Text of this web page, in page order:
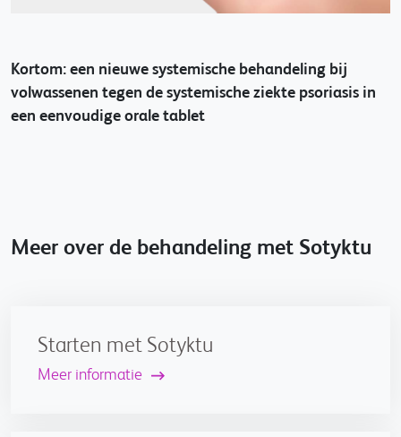
Kortom: een nieuwe systemische behandeling bij
volwassenen tegen de systemische ziekte psoriasis in
een eenvoudige orale tablet
Meer over de behandeling met Sotyktu
Starten met Sotyktu
Meer informatie